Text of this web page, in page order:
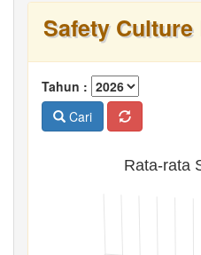
Safety Culture
Tahun :
Cari
Rata-rata